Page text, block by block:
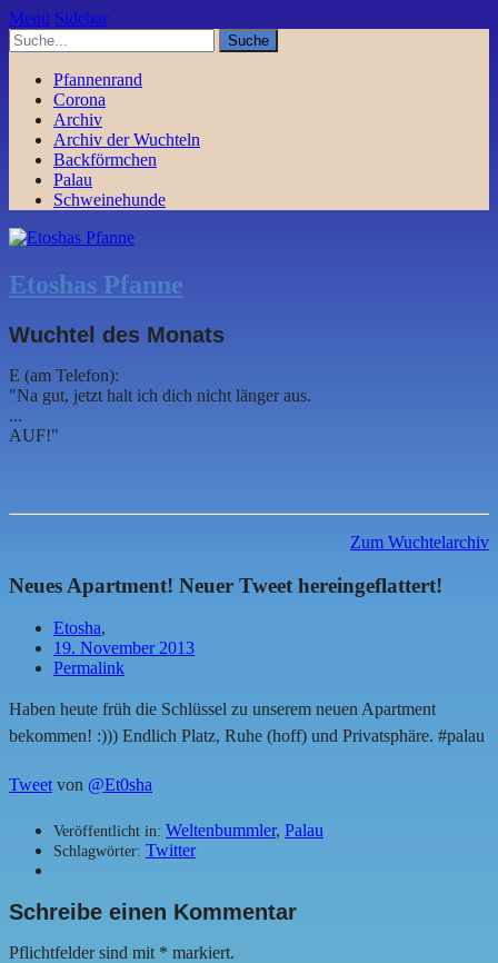
Menü Sidebar
Pfannenrand
Corona
Archiv
Archiv der Wuchteln
Backförmchen
Palau
Schweinehunde
Etoshas Pfanne
Wuchtel des Monats
E (am Telefon):
"Na gut, jetzt halt ich dich nicht länger aus.
...
AUF!"
Zum Wuchtelarchiv
Neues Apartment! Neuer Tweet hereingeflattert!
Etosha,
19. November 2013
Permalink
Haben heute früh die Schlüssel zu unserem neuen Apartment
bekommen! :))) Endlich Platz, Ruhe (hoff) und Privatsphäre. #palau
Tweet von @Et0sha
Veröffentlicht in: Weltenbummler, Palau
Schlagwörter: Twitter
Schreibe einen Kommentar
Pflichtfelder sind mit * markiert.